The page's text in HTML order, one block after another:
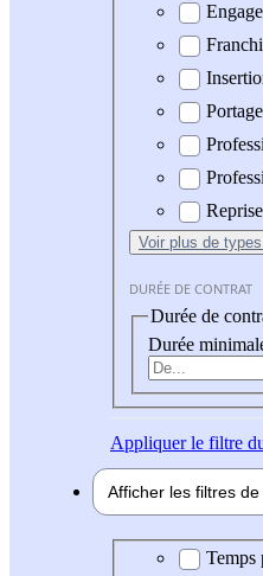
Voir plus de
DURÉE DE CONTRAT
Durée de
Durée
Appliquerle filtre
Afficher les filtres de
Durée
Temps